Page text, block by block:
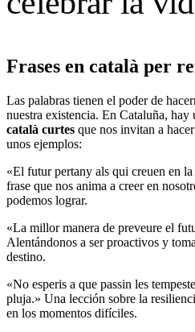
Frases en català per
Las palabras tienen el poder de
nuestra existencia. En Cataluña, hay
català curtes que nos invitan a
unos ejemplos:
«El futur pertany als qui creuen en
frase que nos anima a creer en
podemos lograr.
«La millor manera de preveure el
Alentándonos a ser proactivos y
destino.
«No esperis a que passin les
pluja.» Una lección sobre la
en los momentos difíciles.